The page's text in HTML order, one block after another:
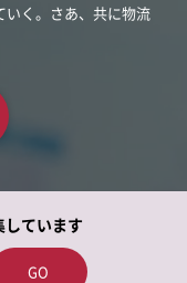
く。 さあ、共に物流
しています
GO